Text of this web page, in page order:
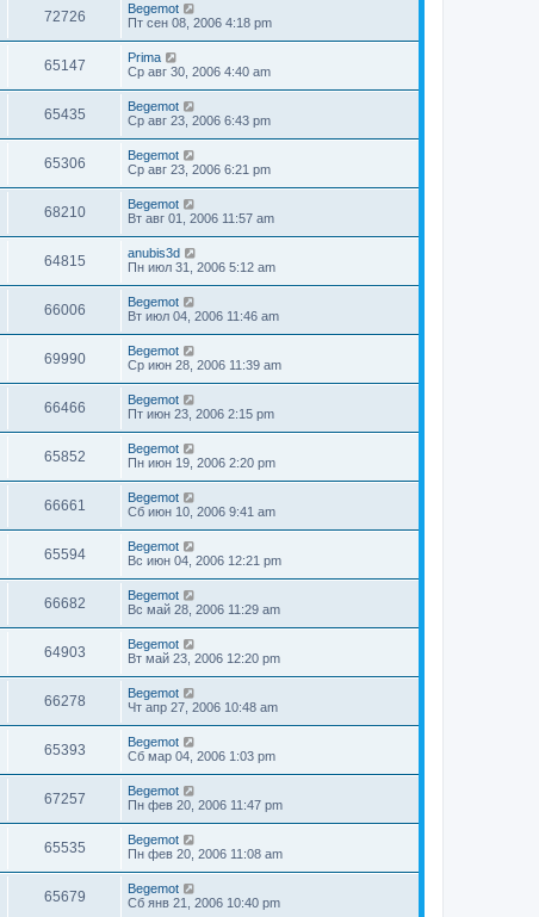
72726
Begemot
Пт сен 08, 2006 4:18 pm
65147
Prima
Ср авг 30, 2006 4:40 am
65435
Begemot
Ср авг 23, 2006 6:43 pm
65306
Begemot
Ср авг 23, 2006 6:21 pm
68210
Begemot
Вт авг 01, 2006 11:57 am
64815
anubis3d
Пн июл 31, 2006 5:12 am
66006
Begemot
Вт июл 04, 2006 11:46 am
69990
Begemot
Ср июн 28, 2006 11:39 am
66466
Begemot
Пт июн 23, 2006 2:15 pm
65852
Begemot
Пн июн 19, 2006 2:20 pm
66661
Begemot
Сб июн 10, 2006 9:41 am
65594
Begemot
Вс июн 04, 2006 12:21 pm
66682
Begemot
Вс май 28, 2006 11:29 am
64903
Begemot
Вт май 23, 2006 12:20 pm
66278
Begemot
Чт апр 27, 2006 10:48 am
65393
Begemot
Сб мар 04, 2006 1:03 pm
67257
Begemot
Пн фев 20, 2006 11:47 pm
65535
Begemot
Пн фев 20, 2006 11:08 am
65679
Begemot
Сб янв 21, 2006 10:40 pm